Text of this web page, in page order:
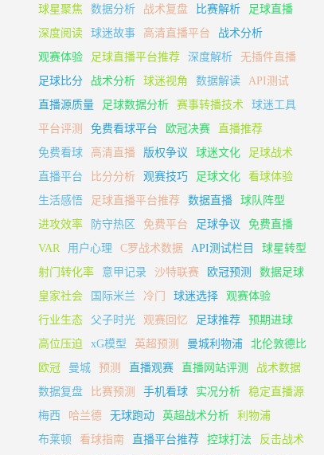
球星聚焦 数据分析 战术复盘 比赛解析
足球直播
深度阅读
球迷故事 高清直播平台
战术分析
观赛体验
足球直播平台推荐 深度解析
无插件直播
足球比分
战术分析 球迷视角 数据解读
API测试
直播源质量
足球数据分析 赛事转播技术
球迷工具
平台评测
免费看球平台 欧冠决赛
直播推荐
免费看球
高清直播 版权争议 球迷文化
足球战术
直播平台
比分分析 观赛技巧 足球文化
看球体验
生活感悟
足球直播平台推荐 数据直播
球队阵型
进攻效率
防守热区 免费平台 足球争议
免费直播
VAR
用户心理 C罗战术数据 API测试栏目
球星转型
射门转化率
意甲记录 沙特联赛 欧冠预测
数据足球
皇家社会
国际米兰 冷门 球迷选择
观赛体验
行业生态
父子时光 观赛回忆 足球推荐
预期进球
高位压迫
xG模型 英超预测 曼城利物浦
北伦敦德比
欧冠
曼城 预测 直播观赛 直播网站评测
战术数据
数据复盘
比赛预测 手机看球 实况分析
稳定直播源
梅西
哈兰德 无球跑动 英超战术分析
利物浦
布莱顿
看球指南 直播平台推荐 控球打法
反击战术